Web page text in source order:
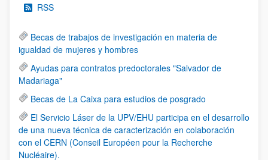
RSS
Becas de trabajos de investigación en materia de
igualdad de mujeres y hombres
Ayudas para contratos predoctorales "Salvador de
Madariaga"
Becas de La Caixa para estudios de posgrado
El Servicio Láser de la UPV/EHU participa en el desarrollo
de una nueva técnica de caracterización en colaboración
con el CERN (Conseil Européen pour la Recherche
Nucléaire).